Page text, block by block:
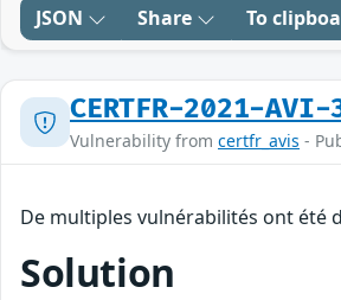
JSON Share To
CERTFR-2021-AVI-
Vulnerability from certfr_avis -
De multiples vulnérabilités ont été
Solution